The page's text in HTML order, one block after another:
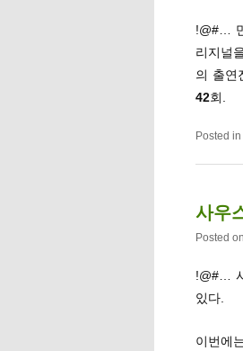
!@#…
리지널
의 출연
42회.
Posted in
사우
Posted on
!@#…
있다.
이번에